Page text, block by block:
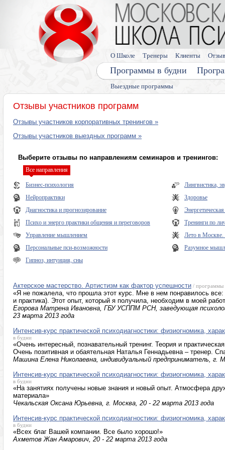
Выездные программы
Программы в будни
О Школе Тренеры Клиенты
Отзывы участников программ
Отзывы участников корпоративных тренингов »
Отзывы участников выездных программ »
Выберите отзывы по направлениям семинаров и тренингов:
Все направления
Бизнес-психология
Нейропрактики
Диагностика и прогнозирование
Психо и энерго практики общения и переговоров
Управление мышлением
Персональные пси-возможности
Гипноз, интуиция, сны
Лингвистика,
Здоровье
Тренинги по
Лето в
Разумное
Актерское мастерство. Артистизм как фактор успешности / программы
«Я не пожалела, что прошла этот курс. Мне в нем понравилось все:
и практика). Этот опыт, который я получила, необходим в моей
Егорова Матрена Ивановна, ГБУ УСППМ РСН, заведующая
23 марта 2013 года
Интенсив-курс практической психодиагностики: физиогномика,
в будни
«Очень интересный, познавательный тренинг. Теория и
Очень позитивная и обаятельная Наталья Геннадьевна – тренер.
Машина Елена Николаевна, индивидуальный предприниматель, г.
Интенсив-курс практической психодиагностики: физиогномика,
в будни
«На занятиях получены новые знания и новый опыт. Атмосфера
материала»
Чекальская Оксана Юрьевна, г. Москва, 20 - 22 марта 2013 года
Интенсив-курс практической психодиагностики: физиогномика,
в будни
«Всех благ Вашей компании. Все было хорошо!»
Ахметов Жан Амарович, 20 - 22 марта 2013 года